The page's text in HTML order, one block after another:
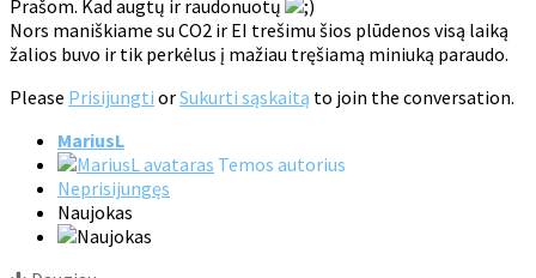
Prašom. Kad augtų ir raudonuotų
Nors maniškiame su CO2 ir EI trešimu šios plūdenos visą laiką
žalios buvo ir tik perkėlus į mažiau tręšiamą miniuką paraudo.
Please Prisijungti orSukurti sąskaitą to join the conversation.
MariusL
Temos autorius
Neprisijungęs
Naujokas